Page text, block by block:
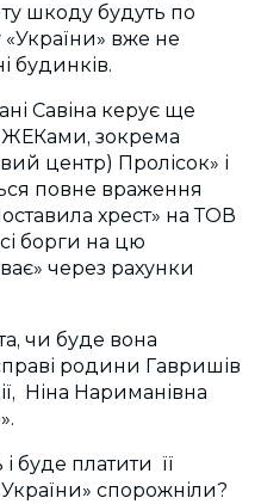
шкоду будуть по
вже не
будинків.
Савіна керує ще
зокрема
центр) Пролісок» і
повне враження
хрест» на ТОВ
борги на цю
через рахунки
чи буде вона
родини Гавришів
Ніна Нариманівна
і буде платити її
спорожніли?